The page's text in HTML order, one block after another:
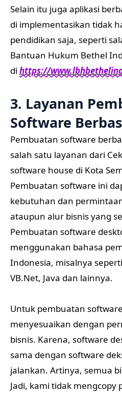
Selain itu juga aplikasi
di implementasikan tidak
pendidikan saja, seperti
Bantuan Hukum Bethel
di https://
3. Layanan
Software
Pembuatan software
salah satu layanan dari
software house di Kota
Pembuatan software ini
kebutuhan dan
ataupun alur bisnis yang
Pembuatan software
menggunakan bahasa
Indonesia, misalnya
VB.Net, Java dan lainnya.
Untuk pembuatan
menyesuaikan dengan
bisnis. Karena, software
sama dengan software
jalankan. Artinya, semua
Jadi, kami tidak mengcopy